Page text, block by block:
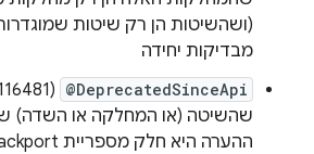
(ושהשיטות הן רק שיטות
מבדיקות יחידה
@DeprecatedSinceApi
שהשיטה (או המחלקה או השדה)